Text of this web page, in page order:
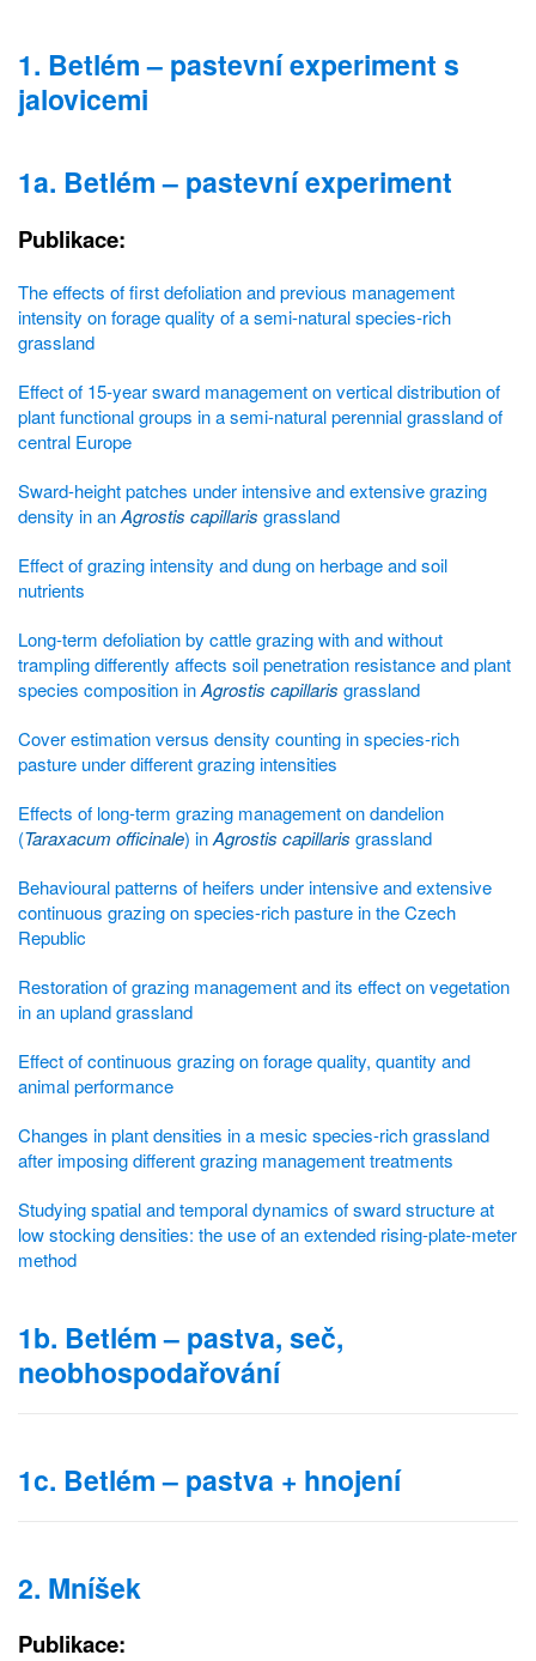
1. Betlém – pastevní experiment s
jalovicemi
1a. Betlém – pastevní experiment
Publikace:
The effects of first defoliation and previous management
intensity on forage quality of a semi-natural species-rich
grassland
Effect of 15-year sward management on vertical distribution of
plant functional groups in a semi-natural perennial grassland of
central Europe
Sward-height patches under intensive and extensive grazing
density in anAgrostis capillaris grassland
Effect of grazing intensity and dung on herbage and soil
nutrients
Long-term defoliation by cattle grazing with and without
trampling differently affects soil penetration resistance and plant
species composition inAgrostis capillaris grassland
Cover estimation versus density counting in species-rich
pasture under different grazing intensities
Effects of long-term grazing management on dandelion
(Taraxacum officinale) inAgrostis capillaris grassland
Behavioural patterns of heifers under intensive and extensive
continuous grazing on species-rich pasture in the Czech
Republic
Restoration of grazing management and its effect on vegetation
in an upland grassland
Effect of continuous grazing on forage quality, quantity and
animal performance
Changes in plant densities in a mesic species-rich grassland
after imposing different grazing management treatments
Studying spatial and temporal dynamics of sward structure at
low stocking densities: the use of an extended rising-plate-meter
method
1b. Betlém – pastva, seč,
neobhospodařování
1c. Betlém – pastva + hnojení
2. Mníšek
Publikace: